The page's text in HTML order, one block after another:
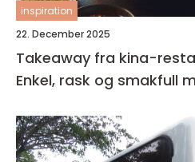
inspiration
22. December 2025
Takeaway fra kina-
Enkel, rask og smakfull